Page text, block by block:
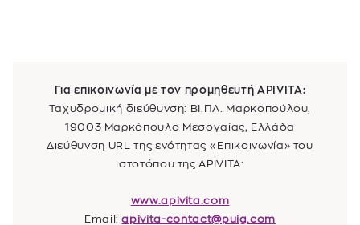
Για επικοινωνία με τον προμηθευτή APIVITA:
Ταχυδρομική διεύθυνση: ΒΙ.ΠΑ. Μαρκοπούλου,
19003 Μαρκόπουλο Μεσογαίας, Ελλάδα
Διεύθυνση URL της ενότητας «Επικοινωνία» του
ιστοτόπου της APIVITA:
www.apivita.com
Email:apivita-contact@puig.com